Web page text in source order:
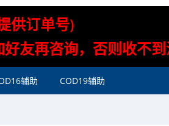
供订单号)
友再咨询，否则收不
辅助 COD19辅助